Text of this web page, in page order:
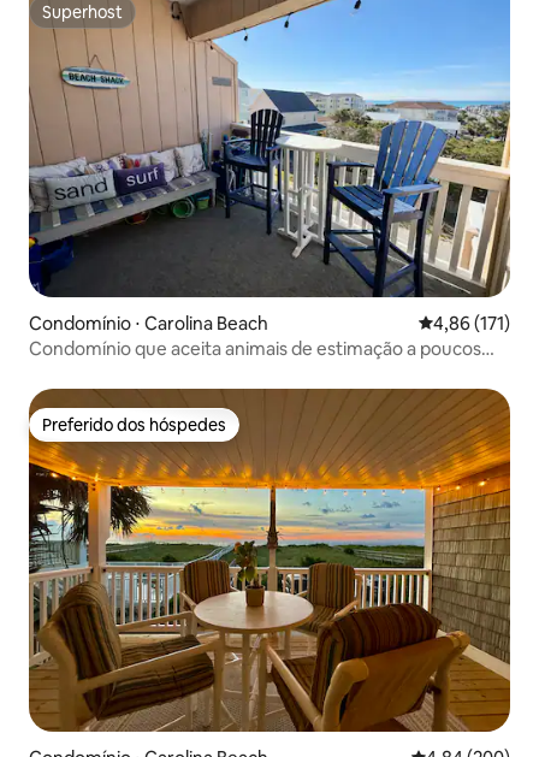
Superhost
Superhost
Condomínio ⋅ Carolina Beach 4,86 de uma
4,86 (171)
Condomínio que aceita animais de estimação a poucos
Preferido dos hóspedes
Preferido dos hóspedes